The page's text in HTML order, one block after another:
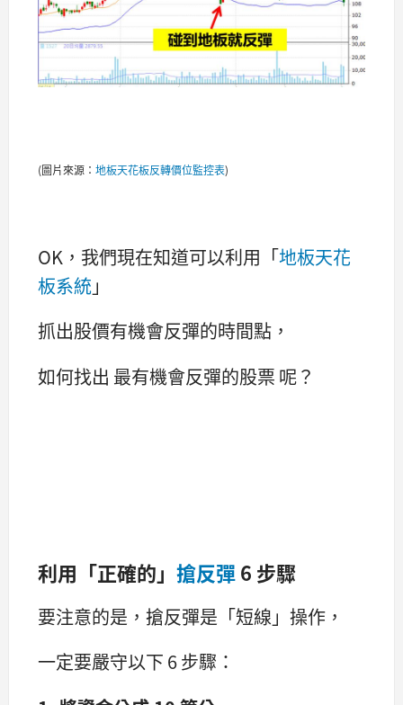
(圖片來源： 地板天花板反轉價位監控表)
OK，我們現在知道可以利用「地板天花
板系統」
抓出股價有機會反彈的時間點，
如何找出 最有機會反彈的股票 呢？
利用「正確的」 搶反彈6 步驟
要注意的是，搶反彈是「短線」操作，
一定要嚴守以下 6 步驟：